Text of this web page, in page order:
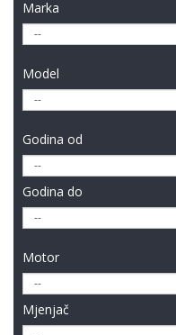
Marka
Model
Godina od
Godina do
Motor
Mjenjač